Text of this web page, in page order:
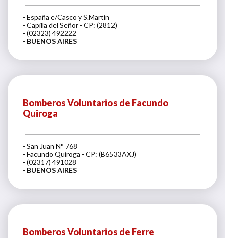
- España e/Casco y S.Martín
- Capilla del Señor - CP: (2812)
- (02323) 492222
- BUENOS AIRES
Bomberos Voluntarios de Facundo
Quiroga
- San Juan N° 768
- Facundo Quiroga - CP: (B6533AXJ)
- (02317) 491028
- BUENOS AIRES
Bomberos Voluntarios de Ferre